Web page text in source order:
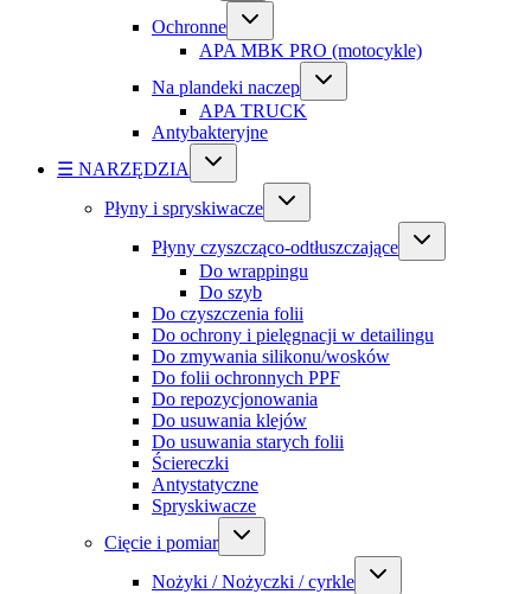
Ochronne
APA MBK PRO (motocykle)
Na plandeki naczep
APA TRUCK
Antybakteryjne
☰ NARZĘDZIA
Płyny i spryskiwacze
Płyny czyszcząco-odtłuszczające
Do wrappingu
Do szyb
Do czyszczenia folii
Do ochrony i pielęgnacji w detailingu
Do zmywania silikonu/wosków
Do folii ochronnych PPF
Do repozycjonowania
Do usuwania klejów
Do usuwania starych folii
Ściereczki
Antystatyczne
Spryskiwacze
Cięcie i pomiar
Nożyki / Nożyczki / cyrkle